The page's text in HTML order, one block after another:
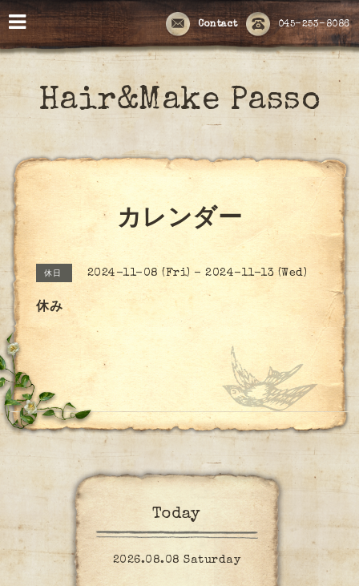
045-253-8086
Contact
Hair&Make Passo
カレンダー
休日 2024-11-08 (Fri) - 2024-11-13 (Wed)
休み
Today
2026.08.08 Saturday